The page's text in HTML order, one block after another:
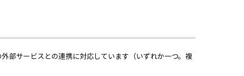
外部サービスとの連携に対応しています（いずれか一つ。複